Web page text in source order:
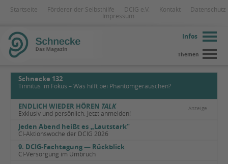
Startseite Förderer der Selbsthilfe DCIG e.V. Kontakt
Datenschutz
Impressum
Infos
Themen
Schnecke 132
Tinnitus im Fokus – Was hilft bei Phantomgeräuschen?
Anzeige
ENDLICH WIEDER HÖREN TALK
Exklusiv und persönlich: Jetzt anmelden!
Jeden Abend heißt es „Lautstark"
CI-Aktionswoche der DCIG 2026
9. DCIG-Fachtagung — Rückblick
CI-Versorgung im Umbruch